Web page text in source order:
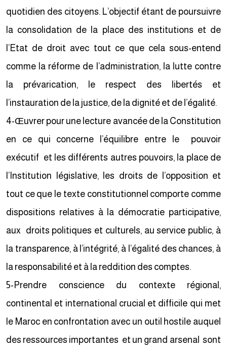
quotidien des citoyens. L’objectif étant de poursuivre
la consolidation de la place des institutions et de
l’Etat de droit avec tout ce que cela sous-entend
comme la réforme de l’administration, la lutte contre
la prévarication, le respect des libertés et
l’instauration de la justice, de la dignité et de l’égalité.
4-Œuvrer pour une lecture avancée de la Constitution
en ce qui concerne l’équilibre entre le pouvoir
exécutif et les différents autres pouvoirs, la place de
l’Institution législative, les droits de l’opposition et
tout ce que le texte constitutionnel comporte comme
dispositions relatives à la démocratie participative,
aux droits politiques et culturels, au service public, à
la transparence, à l’intégrité, à l’égalité des chances, à
la responsabilité et à la reddition des comptes.
5-Prendre conscience du contexte régional,
continental et international crucial et difficile qui met
le Maroc en confrontation avec un outil hostile auquel
des ressources importantes et un grand arsenal sont